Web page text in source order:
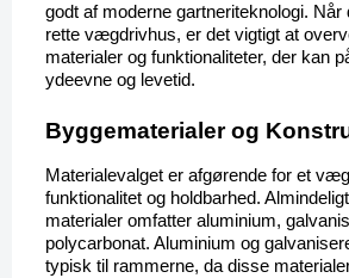
godt af moderne gartneriteknologi.
rette vægdrivhus, er det vigtigt at
materialer og funktionaliteter, der kan
ydeevne og levetid.
Byggematerialer og
Materialevalget er afgørende for et
funktionalitet og holdbarhed.
materialer omfatter aluminium,
polycarbonat. Aluminium og
typisk til rammerne, da disse